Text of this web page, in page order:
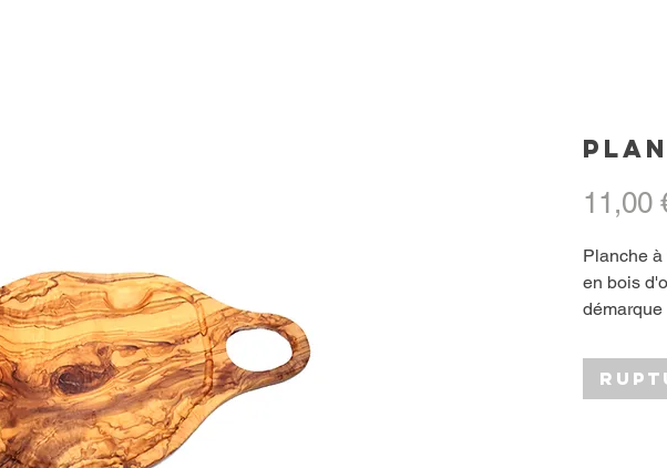
11,00
Planche
en bois
permet